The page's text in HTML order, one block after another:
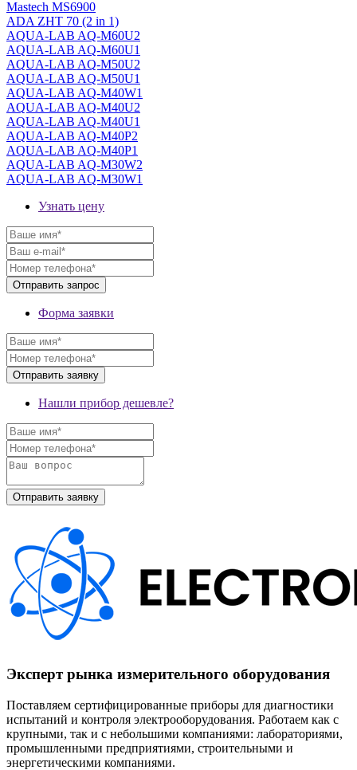
Mastech MS6900
ADA ZHT 70 (2 in 1)
AQUA-LAB AQ-M60U2
AQUA-LAB AQ-M60U1
AQUA-LAB AQ-M50U2
AQUA-LAB AQ-M50U1
AQUA-LAB AQ-M40W1
AQUA-LAB AQ-M40U2
AQUA-LAB AQ-M40U1
AQUA-LAB AQ-M40P2
AQUA-LAB AQ-M40P1
AQUA-LAB AQ-M30W2
AQUA-LAB AQ-M30W1
Узнать цену
Форма заявки
Нашли прибор дешевле?
Эксперт рынка измерительного оборудования
Поставляем сертифицированные приборы для диагностики
испытаний и контроля электрооборудования. Работаем как с
крупными, так и с небольшими компаниями: лабораториями,
промышленными предприятиями, строительными и
энергетическими компаниями.